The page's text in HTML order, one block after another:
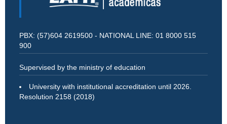
PBX: (57)604 2619500 - NATIONAL LINE: 01 8000 515
900
Supervised by the ministry of education
University with institutional accreditation until 2026.
Resolution 2158 (2018)